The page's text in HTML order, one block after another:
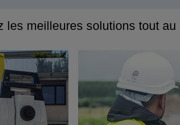
les meilleures solutions tout